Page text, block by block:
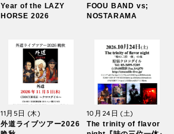
Year of the LAZY
HORSE 2026
FOOU BAND vs;
NOSTARAMA
11月5日 (木)
外道ライブツアー2026
10月24日 (土)
The trinity of flavor